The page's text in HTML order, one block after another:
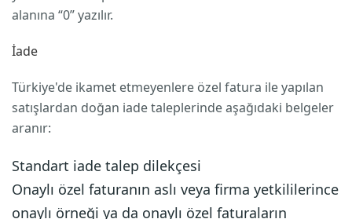
alanına “0” yazılır.
İade
Türkiye'de ikamet etmeyenlere özel fatura ile yapılan
satışlardan doğan iade taleplerinde aşağıdaki belgeler
aranır:
Standart iade talep dilekçesi
Onaylı özel faturanın aslı veya firma yetkililerince
onaylı örneği ya da onaylı özel faturaların